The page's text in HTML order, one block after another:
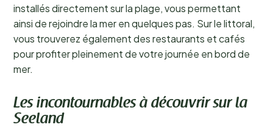
installés directement sur la plage, vous permettant
ainsi de rejoindre la mer en quelques pas. Sur le littoral,
vous trouverez également des restaurants et cafés
pour profiter pleinement de votre journée en bord de
mer.
Les incontournables à découvrir sur la
Seeland